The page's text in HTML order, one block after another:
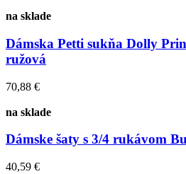
na sklade
Dámska Petti sukňa Dolly
ružová
70,88 €
na sklade
Dámske šaty s 3/4 rukávom
40,59 €